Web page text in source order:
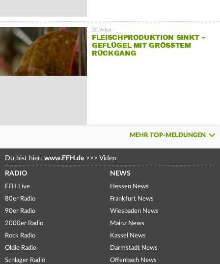
FLEISCHPRODUKTION SINKT –
GEFLÜGEL MIT GRÖSSTEM R
ÜCKGANG
MEHR TOP-MELDUNGEN
Du bist hier: www.FFH.de >>> Video
RADIO
FFH Live
80er Radio
90er Radio
2000er Radio
Rock Radio
Oldie Radio
Schlager Radio
NEWS
Hessen News
Frankfurt News
Wiesbaden News
Mainz News
Kassel News
Darmstadt News
Offenbach News